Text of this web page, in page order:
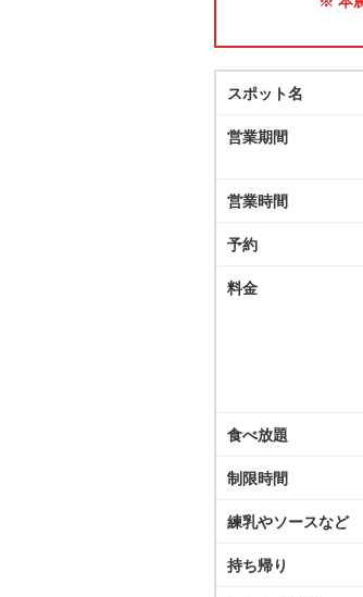
スポット名
営業期間
営業時間
予約
料金
食べ放題
制限時間
練乳やソースなど
持ち帰り